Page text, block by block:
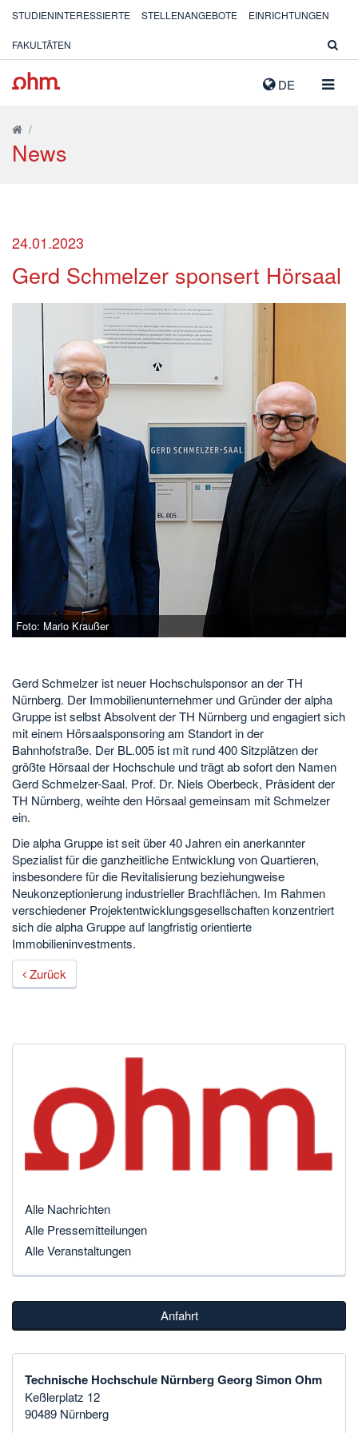
DE
STUDIENINTERESSIERTE STELLENANGEBOTE EINRICHTUNGEN
FAKULTÄTEN
/
News
24.01.2023
Gerd Schmelzer sponsert Hörsaal
Foto: Mario Kraußer
Gerd Schmelzer ist neuer Hochschulsponsor an der TH
Nürnberg. Der Immobilienunternehmer und Gründer der alpha
Gruppe ist selbst Absolvent der TH Nürnberg und engagiert sich
mit einem Hörsaalsponsoring am Standort in der
Bahnhofstraße. Der BL.005 ist mit rund 400 Sitzplätzen der
größte Hörsaal der Hochschule und trägt ab sofort den Namen
Gerd Schmelzer-Saal. Prof. Dr. Niels Oberbeck, Präsident der
TH Nürnberg, weihte den Hörsaal gemeinsam mit Schmelzer
ein.
Die alpha Gruppe ist seit über 40 Jahren ein anerkannter
Spezialist für die ganzheitliche Entwicklung von Quartieren,
insbesondere für die Revitalisierung beziehungweise
Neukonzeptionierung industrieller Brachflächen. Im Rahmen
verschiedener Projektentwicklungsgesellschaften konzentriert
sich die alpha Gruppe auf langfristig orientierte
Immobilieninvestments.
Zurück
Alle Nachrichten
Alle Pressemitteilungen
Alle Veranstaltungen
Anfahrt
Technische Hochschule Nürnberg Georg Simon Ohm
Keßlerplatz 12
90489 Nürnberg